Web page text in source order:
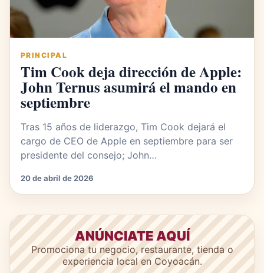
PRINCIPAL
Tim Cook deja dirección de Apple:
John Ternus asumirá el mando en
septiembre
Tras 15 años de liderazgo, Tim Cook dejará el
cargo de CEO de Apple en septiembre para ser
presidente del consejo; John…
20 de abril de 2026
ANÚNCIATE AQUÍ
Promociona tu negocio, restaurante, tienda o
experiencia local en Coyoacán.